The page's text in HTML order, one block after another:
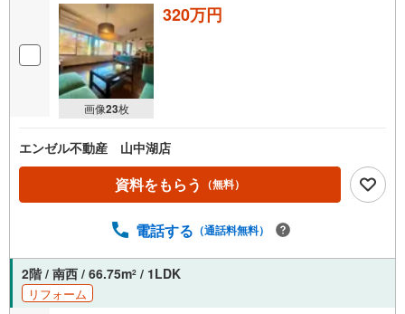
画像23枚
320万円
エンゼル不動産 山中湖店
資料をもらう （無料）
電話する （通話料無料）
2階 / 南西 / 66.75m2 / 1LDK
リフォーム